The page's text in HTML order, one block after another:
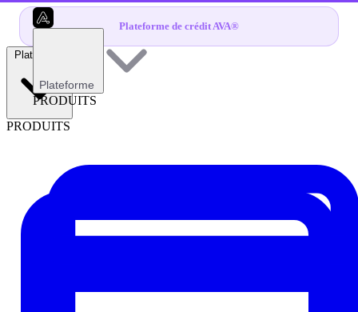
Plateforme de crédit AVA®
Plateforme
PRODUITS
Plateforme
PRODUITS